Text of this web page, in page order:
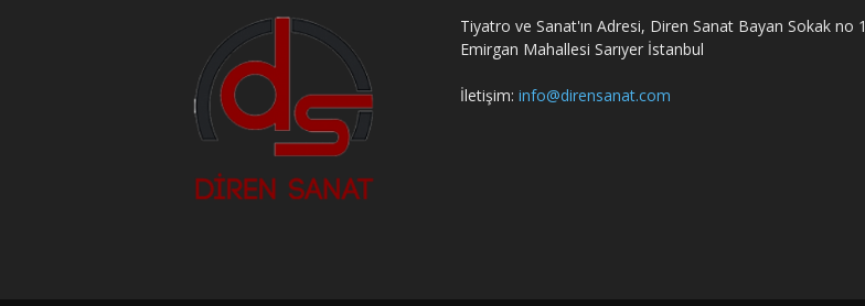
Tiyatro ve Sanat'ın Adresi, Diren Sanat Bayan Sokak no 1
Emirgan Mahallesi Sarıyer İstanbul
İletişim: info@dirensanat.com